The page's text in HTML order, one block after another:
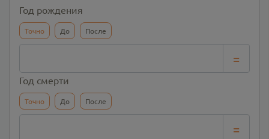
Год рождения
Точно До После
=
Год смерти
Точно До После
=